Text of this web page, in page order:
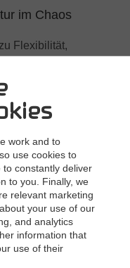
work and to
use cookies to
constantly deliver
to you. Finally, we
relevant marketing
your use of our
and analytics
information that
use of their
im Chaos
Flexibilität,
M3 User